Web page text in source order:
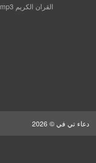
القران الكريم mp3
دعاء تي في © 2026